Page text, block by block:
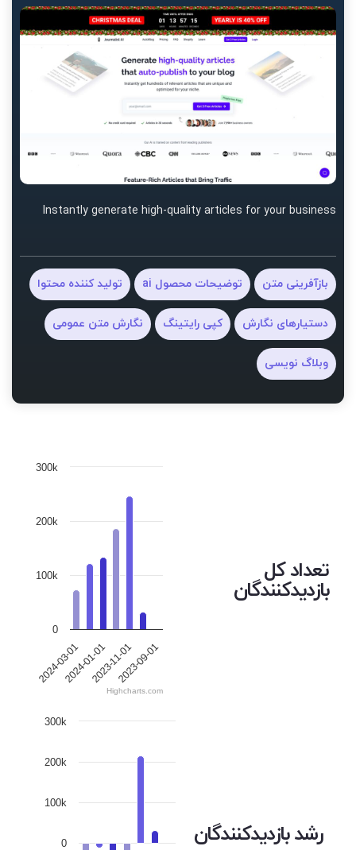
Instantly generate high-quality articles for your business
بازآفرینی متن توضیحات محصول ai تولید کننده محتوا
دستیارهای نگارش کپی رایتینگ نگارش متن عمومی
وبلاگ نویسی
تعداد کل
بازدیدکنندگان
2024-03-012024-01-012023-11-012023-09-01
0
100k
200k
300k
Highcharts.com
رشد بازدیدکنندگان 0
100k
200k
300k